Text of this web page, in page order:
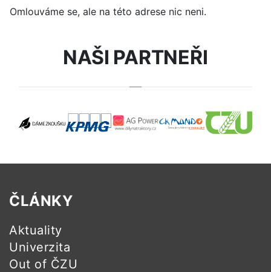
Omlouváme se, ale na této adrese nic neni.
NAŠI PARTNEŘI
ČLÁNKY
Aktuality
Univerzita
Out of ČZU